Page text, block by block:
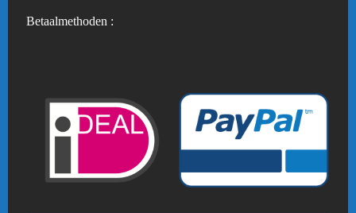
Betaalmethoden :